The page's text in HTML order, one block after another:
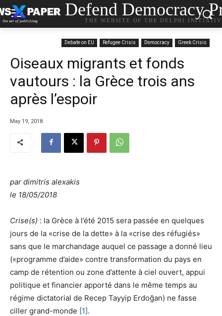
Defend Democracy
THE WEBSITE OF THE DELPHI
Debate on EU Refugee Crisis Democracy Greek Crisis
Oiseaux migrants et fonds
vautours : la Grèce trois ans
après l’espoir
May 19, 2018
par dimitris alexakis
le 18/05/2018
Crise(s) : la Grèce à l’été 2015 sera passée en quelques
jours de la «crise de la dette» à la «crise des réfugiés»
sans que le marchandage auquel ce passage a donné lieu
(«programme d’aide» contre transformation du pays en
camp de rétention ou zone d’attente à ciel ouvert, appui
politique et financier apporté dans le même temps au
régime dictatorial de Recep Tayyip Erdoğan) ne fasse
ciller grand-monde [1].